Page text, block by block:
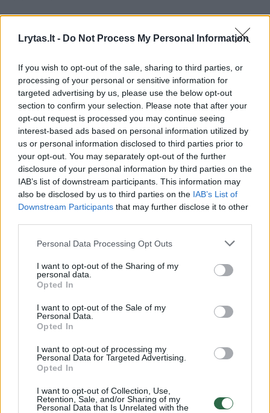
Lrytas.lt - Do Not Process My Personal Information
If you wish to opt-out of the sale, sharing to third parties, or
processing of your personal or sensitive information for
targeted advertising by us, please use the below opt-out
section to confirm your selection. Please note that after your
opt-out request is processed you may continue seeing
interest-based ads based on personal information utilized by
us or personal information disclosed to third parties prior to
your opt-out. You may separately opt-out of the further
disclosure of your personal information by third parties on the
IAB’s list of downstream participants. This information may
also be disclosed by us to third parties on the IAB’s List of
Downstream Participants that may further disclose it to other
Personal Data Processing Opt Outs
I want to opt-out of the Sharing of my
personal data.
Opted In
I want to opt-out of the Sale of my
Personal Data.
Opted In
I want to opt-out of processing my
Personal Data for Targeted Advertising.
Opted In
I want to opt-out of Collection, Use,
Retention, Sale, and/or Sharing of my
Personal Data that Is Unrelated with the
00:04:00
Kuprines pasvėrę specialistai įspėja apie pavojingą
Žinios | Lietuvos diena
Visi įrašai
Žiūrimiausi įrašai
00:00:30
Vaizdai iš tragiškos avarijos Vilniaus r.: dviejų moterų ir
vaiko gyvybių išgelbėti nepavyko
Žinios | Lietuvos diena
Savaitės vidurys nusimato karštas: temperatūra kils iki
32 laipsnių šilumos
Žinios | Orai
00:00:59
Nufilmavo, kaip patvino Vilniaus Vakarinis aplinkkelis:
Žinios | Lietuvos diena